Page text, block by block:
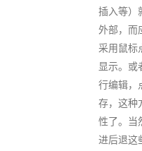
插入等）
外部，而
采用鼠标
显示。或
行编辑，
存，这种
性了。当
进后退这